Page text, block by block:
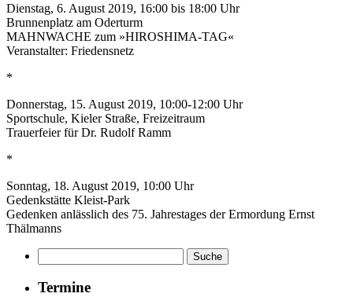
Dienstag, 6. August 2019, 16:00 bis 18:00 Uhr
Brunnenplatz am Oderturm
MAHNWACHE zum »HIROSHIMA-TAG«
Veranstalter: Friedensnetz
*
Donnerstag, 15. August 2019, 10:00-12:00 Uhr
Sportschule, Kieler Straße, Freizeitraum
Trauerfeier für Dr. Rudolf Ramm
*
Sonntag, 18. August 2019, 10:00 Uhr
Gedenkstätte Kleist-Park
Gedenken anlässlich des 75. Jahrestages der Ermordung Ernst
Thälmanns
Termine